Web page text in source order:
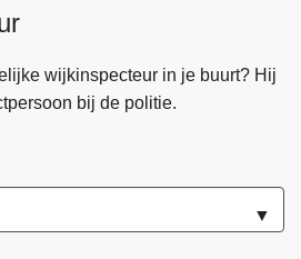
wijkinspecteur in je buurt? Hij
bij de politie.
▼